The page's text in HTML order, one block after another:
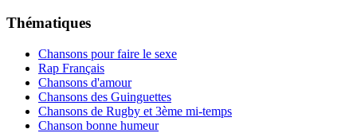
Thématiques
Chansons pour faire le sexe
Rap Français
Chansons d'amour
Chansons des Guinguettes
Chansons de Rugby et 3ème mi-temps
Chanson bonne humeur